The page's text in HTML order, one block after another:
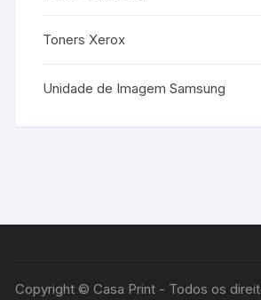
Toners Xerox
Unidade de Imagem Samsung
Copyright © Casa Print - Todos os